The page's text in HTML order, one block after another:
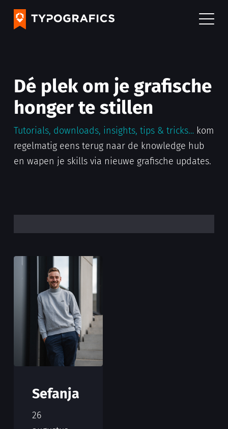
Dé plek om je grafische
honger te stillen
Tutorials, downloads, insights, tips & tricks… kom
regelmatig eens terug naar de knowledge hub
en wapen je skills via nieuwe grafische updates.
Sefanja
26